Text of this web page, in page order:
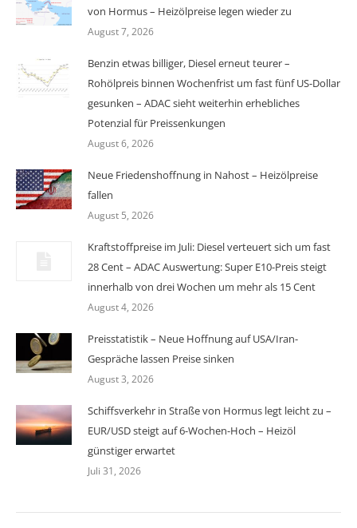
von Hormus – Heizölpreise legen wieder zu
August 7, 2026
Benzin etwas billiger, Diesel erneut teurer –
Rohölpreis binnen Wochenfrist um fast fünf US-Dollar
gesunken – ADAC sieht weiterhin erhebliches
Potenzial für Preissenkungen
August 6, 2026
Neue Friedenshoffnung in Nahost – Heizölpreise
fallen
August 5, 2026
Kraftstoffpreise im Juli: Diesel verteuert sich um fast
28 Cent – ADAC Auswertung: Super E10-Preis steigt
innerhalb von drei Wochen um mehr als 15 Cent
August 4, 2026
Preisstatistik – Neue Hoffnung auf USA/Iran-
Gespräche lassen Preise sinken
August 3, 2026
Schiffsverkehr in Straße von Hormus legt leicht zu –
EUR/USD steigt auf 6-Wochen-Hoch – Heizöl
günstiger erwartet
Juli 31, 2026